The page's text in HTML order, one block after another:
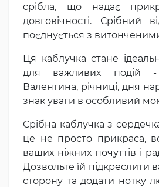
срібла, що надає
довговічності. Срібний
поєднується з
Ця каблучка стане
для важливих подій
Валентина, річниці, дня
знак уваги в особливий
Срібна каблучка з
це не просто прикраса,
ваших ніжних почуттів і
Дозвольте їй підкреслити
сторону та додати нотку